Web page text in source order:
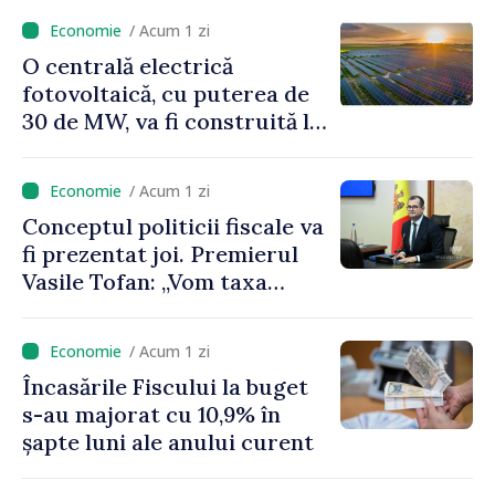
mari, trebuie să
economisim”/ Acum 1 zi
O centrală electrică
fotovoltaică, cu puterea de
30 de MW, va fi construită la
/ Acum 1 zi
Conceptul politicii fiscale va
fi prezentat joi. Premierul
Vasile Tofan: „Vom taxa
încuraja investițiile, vom
taxa mai mult viciile și
foarte atent vom uniformiza
anumite taxe”
/ Acum 1 zi
Încasările Fiscului la buget
s-au majorat cu 10,9% în
șapte luni ale anului curent